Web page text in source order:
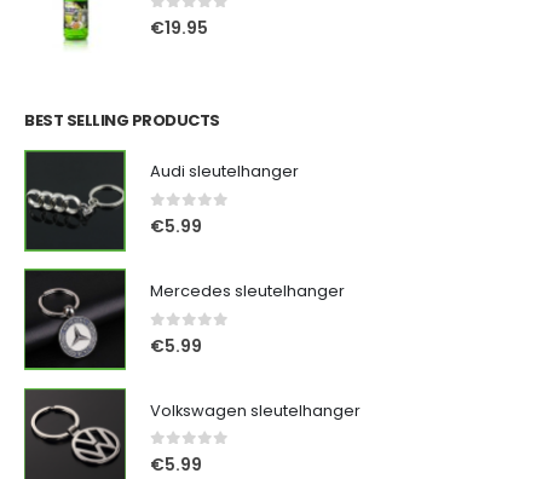
0out of 5
€19.95
BEST SELLING PRODUCTS
Audi sleutelhanger
0out of 5
€5.99
Mercedes sleutelhanger
0out of 5
€5.99
Volkswagen sleutelhanger
0out of 5
€5.99